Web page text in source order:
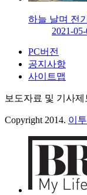
하늘 날며 전
2021-
PC버전
공지사항
사이트맵
보도자료 및 기사제
Copyright 2014. 이